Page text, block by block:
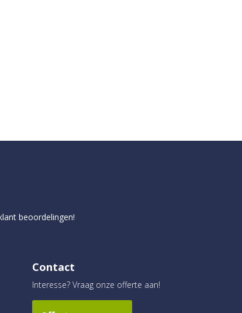
beoordelingen!
Contact
Interesse? Vraag onze offerte aan!